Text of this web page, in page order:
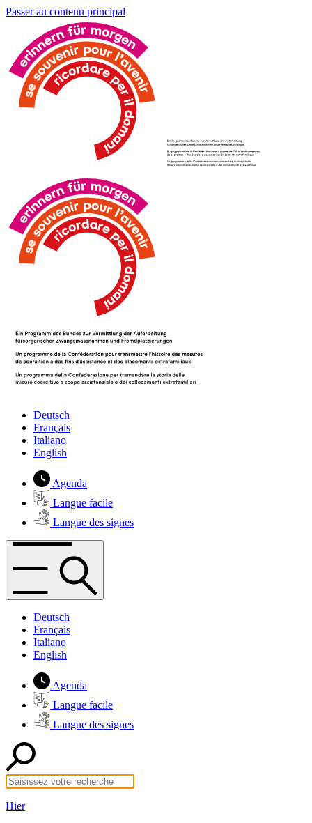
Passer au contenu principal
Deutsch
Français
Italiano
English
Agenda
Langue facile
Langue des signes
Deutsch
Français
Italiano
English
Agenda
Langue facile
Langue des signes
Hier